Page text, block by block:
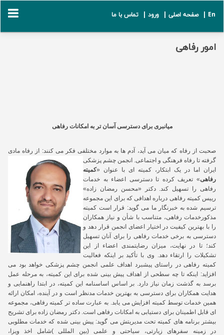
En | صفحه اصلی | ورود | تماس با ما
امور رفاهی
میانبری برای دسترسی آسان تر به امکانات رفاهی
صحبت از رفاه که میان می آید، آدم ها به موارد مختلفی فکر می کنند: از رفاه مادی
گرفته تا رفاه فرهنگی و اجتماعی. انجمن چشم پزشکی
ایران
اما در یک ابتکار، کمیته ای با عنوان «کمیته
رفاهی» تعریف کرده تا دسترسی اعضاء به خدمات
رفاهی را تسهیل کند. دکتر «محسن رمضان زاده»
رییس کمیته رفاهی درباره اهدافی که برای این مجموعه
ترسیم شده به خبرنگار ما می گوید: قرار است کمیته
مذکورخدمات رفاهی، متناسب با شأن و نیاز همکاران
را با بهترین کیفیت در اختیار اعضای انجمن قرار دهد و
دسترسی به برخی خدمات رفاهی را برای آنان تسهیل
کند؛ تا در نهایت، میزان رضایتمندی اعضاء از این
تشکیلات را ارتقاء دهد. وی با تأکید بر اینکه فعالیت
کمیته رفاهی در راستای پیشبرد اهداف علمی انجمن چشم پزشکی خواهد بود می
افزاید: اینکه تا چه سطحی از اهداف پیش بینی شده برای این کمیته، به مرحله عمل
برسد به گذشت زمان نیاز دارد. بر اساس اساسنامه این کمیته، در ابتدا راهنمایی و
هدایت همکاران برا ی دسترسی به بهترین خدمات مدنظر است و در آینده، امکان ارائه
همین خدمات توسط کمیته افزایش می یابد. به عبارت ساده تر کمیته رفاهی، مجموعه
ای قابل اطمینان برای دستیابی به امکانات رفاهی است. دکتر رمضان زاده برای تشریح
بیشتر برنامه های کمیته تحت مدیریتش می گوید: پیش بینی شده که خدمات مطلوبی
در
زمینه سفرهای زیارتی، سیاحتی و علمی)بین المللی(شامل اخذ
ویزا،